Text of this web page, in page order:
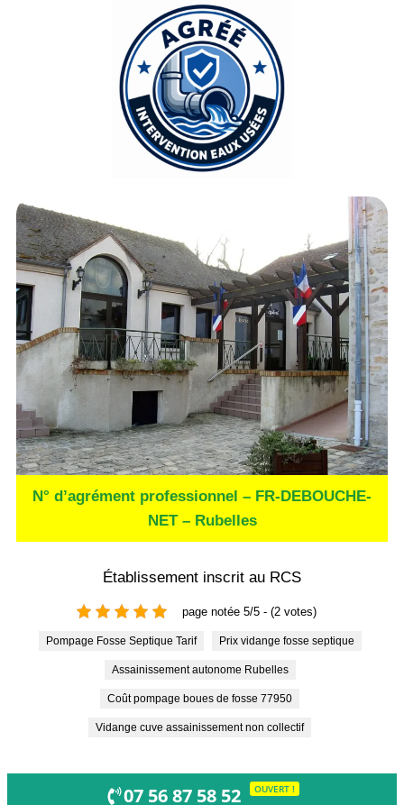
N° d’agrément professionnel – FR-DEBOUCHE-
NET – Rubelles
Établissement inscrit au RCS
page notée 5/5 - (2 votes)
Pompage Fosse Septique Tarif Prix vidange fosse septique
Assainissement autonome Rubelles
Coût pompage boues de fosse 77950
Vidange cuve assainissement non collectif
07 56 87 58 52 OUVERT !